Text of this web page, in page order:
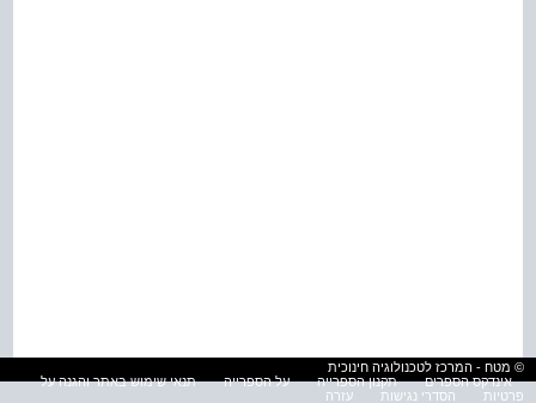
© מטח - המרכז לטכנולוגיה חינוכית
אינדקס הספרים
תקנון הספרייה על הספרייה
תנאי שימוש באתר והגנה על
פרטיות
הסדרי נגישות עזרה